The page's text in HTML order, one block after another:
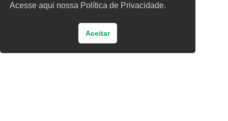
Acesse aqui nossa Política de Privacidade.
Aceitar